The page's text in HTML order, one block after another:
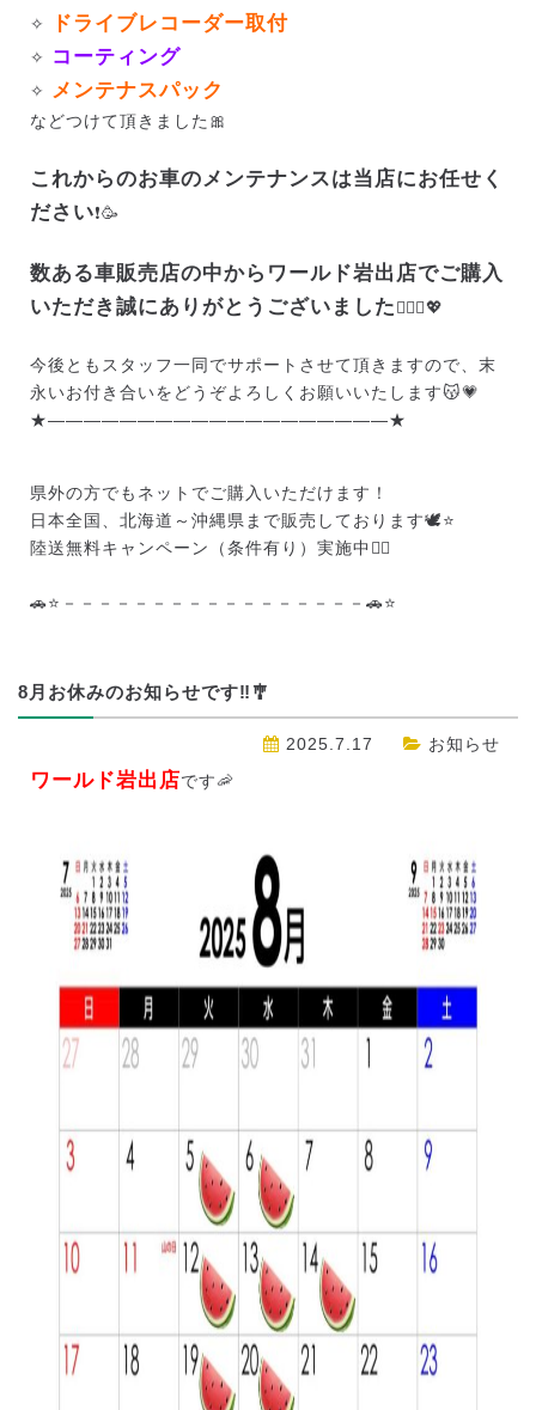
✧ ドライブレコーダー取付
✧ コーティング
✧ メンテナスパック
などつけて頂きました🎀
これからのお車のメンテナンスは当店にお任せく
ださい❗🥳
数ある車販売店の中からワールド岩出店でご購入
いただき誠にありがとうございました🙇🏻‍♀️💖
今後ともスタッフ一同でサポートさせて頂きますので、末
永いお付き合いをどうぞよろしくお願いいたします😽💗
★———————————————————★
県外の方でもネットでご購入いただけます！
日本全国、北海道～沖縄県まで販売しております🕊️⭐
陸送無料キャンペーン（条件有り）実施中❤️‍🔥
🚗⭐－－－－－－－－－－－－－－－－－🚗⭐
8月お休みのお知らせです‼️🎐
2025.7.17 お知らせ
ワールド岩出店です🦐